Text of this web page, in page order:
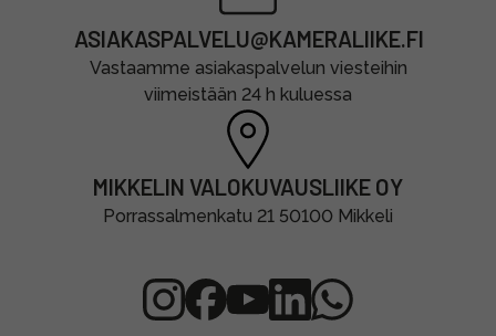
ASIAKASPALVELU@KAMERALIIKE.FI
Vastaamme asiakaspalvelun viesteihin
viimeistään 24 h kuluessa
MIKKELIN VALOKUVAUSLIIKE OY
Porrassalmenkatu 21 50100 Mikkeli